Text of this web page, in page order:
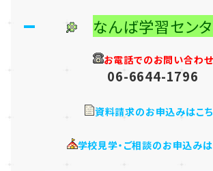
なんば学習セン
お電話でのお問い合わせ
06-6644-1796
資料請求のお申込みはこ
学校見学・ご相談のお申込みは